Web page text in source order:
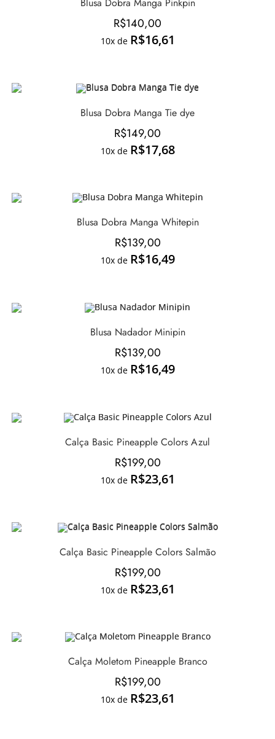
R$140,00
10x de R$16,61
Blusa Dobra Manga Tie dye
R$149,00
10x de R$17,68
Blusa Dobra Manga Whitepin
R$139,00
10x de R$16,49
Blusa Nadador Minipin
R$139,00
10x de R$16,49
Calça Basic Pineapple Colors Azul
R$199,00
10x de R$23,61
Calça Basic Pineapple Colors Salmão
R$199,00
10x de R$23,61
Calça Moletom Pineapple Branco
R$199,00
10x de R$23,61